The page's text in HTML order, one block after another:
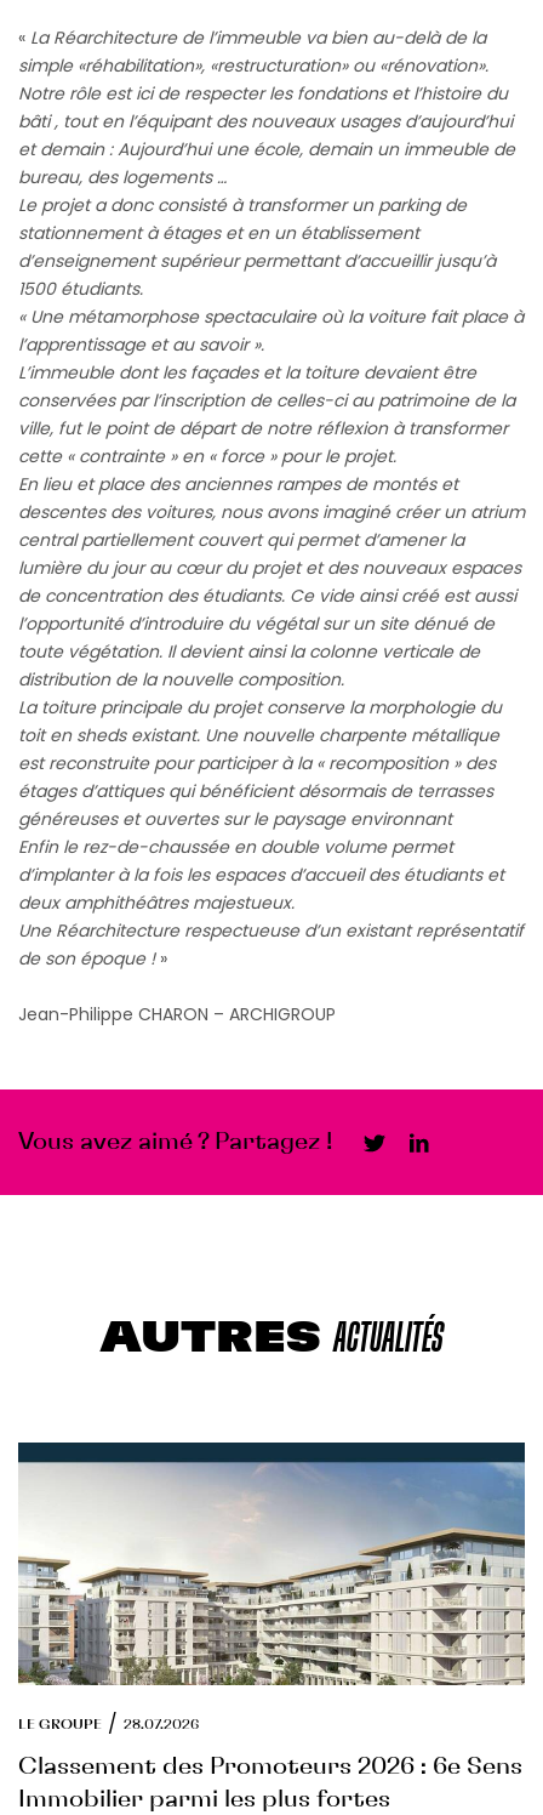
« La Réarchitecture de l’immeuble va bien au-delà de la
simple «réhabilitation», «restructuration» ou «rénovation».
Notre rôle est ici de respecter les fondations et l’histoire du
bâti , tout en l’équipant des nouveaux usages d’aujourd’hui
et demain : Aujourd’hui une école, demain un immeuble de
bureau, des logements …
Le projet a donc consisté à transformer un parking de
stationnement à étages et en un établissement
d’enseignement supérieur permettant d’accueillir jusqu’à
1500 étudiants.
« Une métamorphose spectaculaire où la voiture fait place à
l’apprentissage et au savoir ».
L’immeuble dont les façades et la toiture devaient être
conservées par l’inscription de celles-ci au patrimoine de la
ville, fut le point de départ de notre réflexion à transformer
cette « contrainte » en « force » pour le projet.
En lieu et place des anciennes rampes de montés et
descentes des voitures, nous avons imaginé créer un atrium
central partiellement couvert qui permet d’amener la
lumière du jour au cœur du projet et des nouveaux espaces
de concentration des étudiants. Ce vide ainsi créé est aussi
l’opportunité d’introduire du végétal sur un site dénué de
toute végétation. Il devient ainsi la colonne verticale de
distribution de la nouvelle composition.
La toiture principale du projet conserve la morphologie du
toit en sheds existant. Une nouvelle charpente métallique
est reconstruite pour participer à la « recomposition » des
étages d’attiques qui bénéficient désormais de terrasses
généreuses et ouvertes sur le paysage environnant
Enfin le rez-de-chaussée en double volume permet
d’implanter à la fois les espaces d’accueil des étudiants et
deux amphithéâtres majestueux.
Une Réarchitecture respectueuse d’un existant représentatif
de son époque !»
Jean-Philippe CHARON – ARCHIGROUP
Vous avez aimé ? Partagez !
AUTRES ACTUALITÉS
LE GROUPE / 28.07.2026
Classement des Promoteurs 2026 : 6e Sens
Immobilier parmi les plus fortes